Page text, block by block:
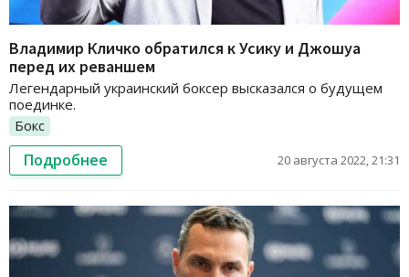
Владимир Кличко обратился к Усику и Джошуа
перед их реваншем
Легендарный украинский боксер высказался о будущем
поединке.
Бокс
Подробнее 20 августа 2022, 21:31